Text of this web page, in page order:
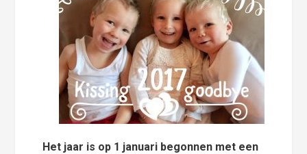
Het jaar is op 1 januari begonnen met een